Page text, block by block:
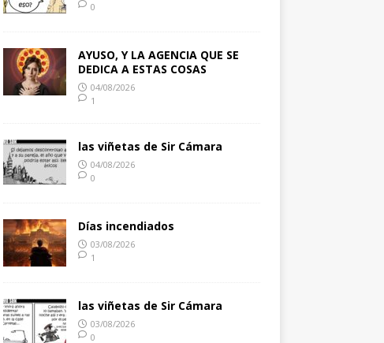
0
AYUSO, Y LA AGENCIA QUE SE
DEDICA A ESTAS COSAS
04/08/2026
1
las viñetas de Sir Cámara
04/08/2026
0
Días incendiados
03/08/2026
1
las viñetas de Sir Cámara
03/08/2026
0